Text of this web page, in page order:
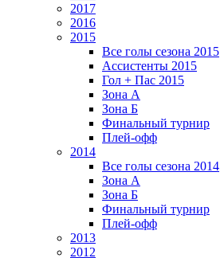
2017
2016
2015
Все голы сезона 2015
Ассистенты 2015
Гол + Пас 2015
Зона А
Зона Б
Финальный турнир
Плей-офф
2014
Все голы сезона 2014
Зона А
Зона Б
Финальный турнир
Плей-офф
2013
2012